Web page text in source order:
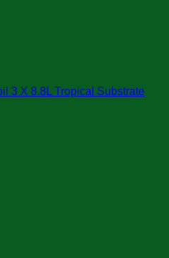
3 X 8.8L Tropical Substrate